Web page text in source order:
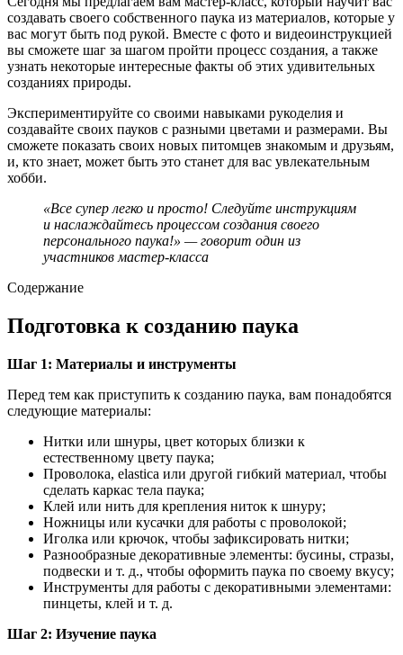
создавать своего собственного паука из материалов, которые у
вас могут быть под рукой. Вместе с фото и видеоинструкцией
вы сможете шаг за шагом пройти процесс создания, а также
узнать некоторые интересные факты об этих удивительных
созданиях природы.
Экспериментируйте со своими навыками рукоделия и
создавайте своих пауков с разными цветами и размерами. Вы
сможете показать своих новых питомцев знакомым и друзьям,
и, кто знает, может быть это станет для вас увлекательным
хобби.
«Все супер легко и просто! Следуйте инструкциям
и наслаждайтесь процессом создания своего
персонального паука!» — говорит один из
участников мастер-класса
Содержание
Подготовка к созданию паука
Шаг 1: Материалы и инструменты
Перед тем как приступить к созданию паука, вам понадобятся
следующие материалы:
Нитки или шнуры, цвет которых близки к
естественному цвету паука;
Проволока, elastica или другой гибкий материал, чтобы
сделать каркас тела паука;
Клей или нить для крепления ниток к шнуру;
Ножницы или кусачки для работы с проволокой;
Иголка или крючок, чтобы зафиксировать нитки;
Разнообразные декоративные элементы: бусины, стразы,
подвески и т. д., чтобы оформить паука по своему вкусу;
Инструменты для работы с декоративными элементами:
пинцеты, клей и т. д.
Шаг 2: Изучение паука